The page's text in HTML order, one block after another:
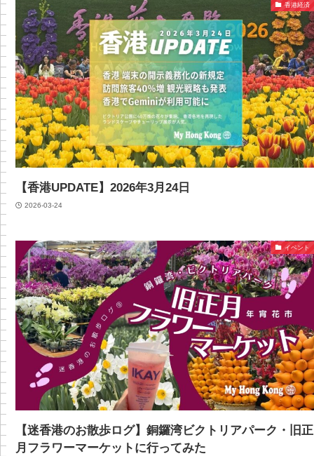
香港経済
【香港UPDATE】2026年3月24日
2026-03-24
イベント
【迷香港のお散歩ログ】銅鑼湾ビクトリアパーク・旧正
月フラワーマーケットに行ってみた